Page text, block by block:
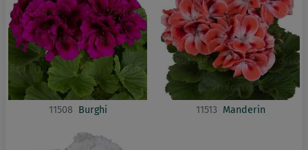
11508 Burghi 11513 Manderin